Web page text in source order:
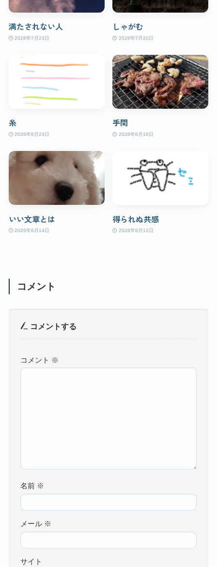
満たされない人
2026年7月23日
しゃがむ
2026年7月20日
糸
2026年6月23日
手間
2026年6月16日
いい文章とは
2026年6月14日
得られぬ共感
2026年6月12日
コメント
コメントする
コメント ※
名前 ※
メール ※
サイト